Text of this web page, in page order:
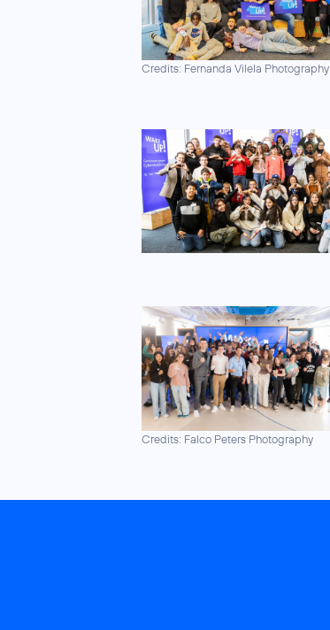
Credits: Fernanda Vilela Photography
Credits: Falco Peters Photography